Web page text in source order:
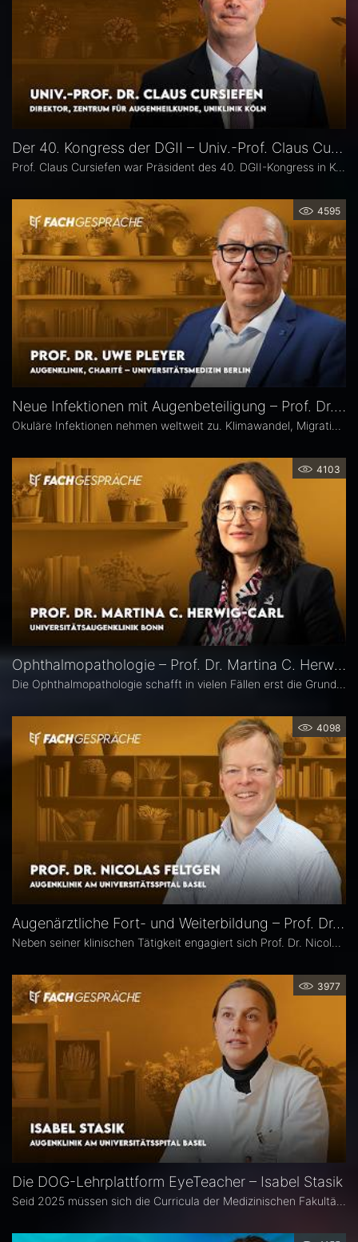
Der 40. Kongress der DGII – Univ.-Prof. Claus Cursiefen
4595
Neue Infektionen mit Augenbeteiligung – Prof. Dr. Uwe Pleyer
4103
Ophthalmopathologie – Prof. Dr. Martina C. Herwig-Carl
4098
Augenärztliche Fort- und Weiterbildung – Prof. Dr. Nicolas Feltgen
3977
Die DOG-Lehrplattform EyeTeacher – Isabel Stasik